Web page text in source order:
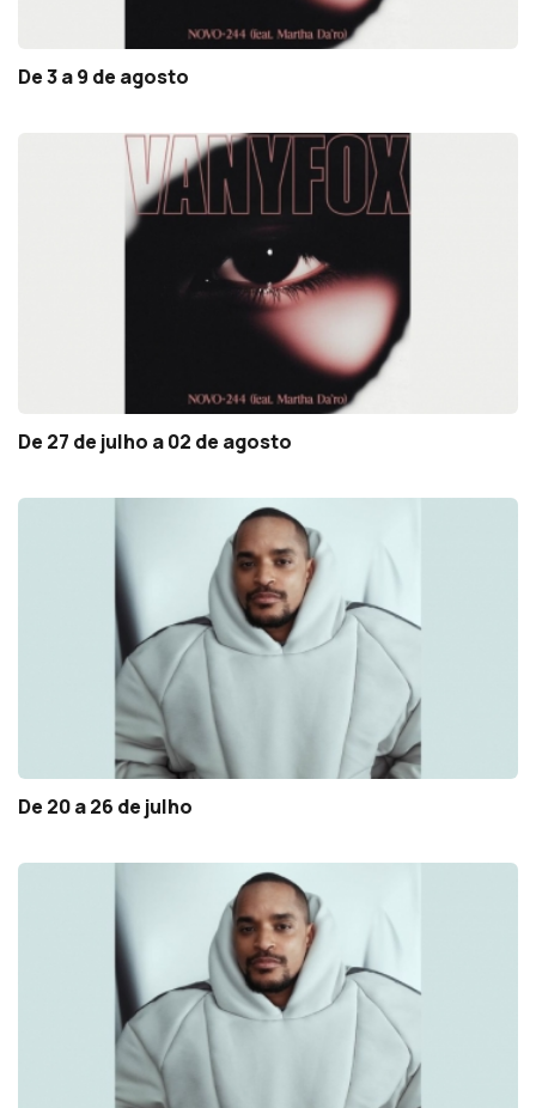
De 3 a 9 de agosto
De 27 de julho a 02 de agosto
De 20 a 26 de julho